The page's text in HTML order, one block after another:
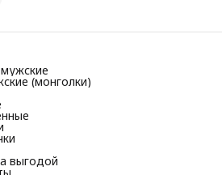
(монголки)
выгодой